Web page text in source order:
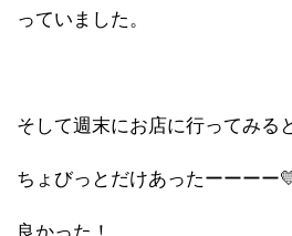
っていました。
そして週末にお店に行ってみる
ちょびっとだけあったーーーー